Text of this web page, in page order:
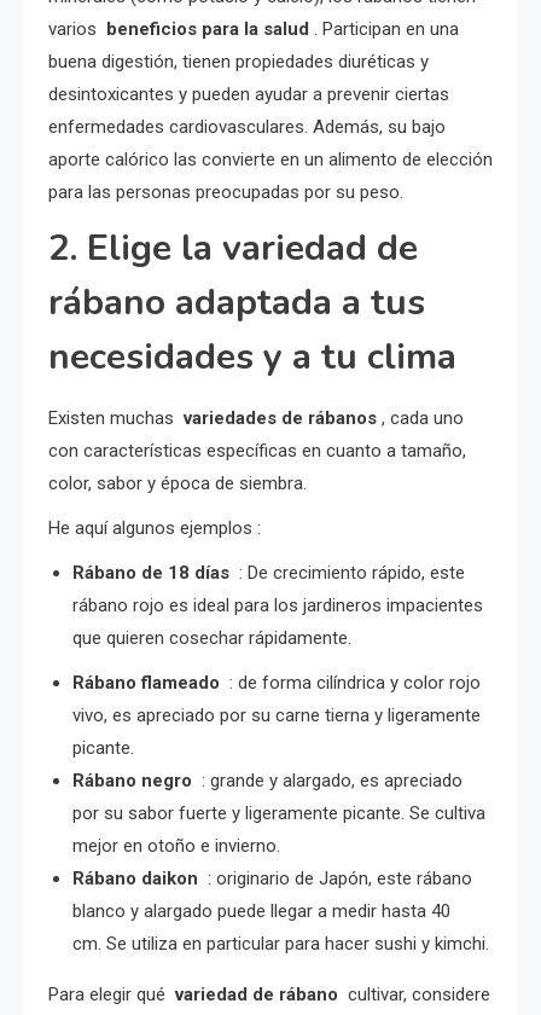
varios beneficios para la salud . Participan en una
buena digestión, tienen propiedades diuréticas y
desintoxicantes y pueden ayudar a prevenir ciertas
enfermedades cardiovasculares. Además, su bajo
aporte calórico las convierte en un alimento de elección
para las personas preocupadas por su peso.
2. Elige la variedad de
rábano adaptada a tus
necesidades y a tu clima
Existen muchasvariedades de rábanos , cada uno
con características específicas en cuanto a tamaño,
color, sabor y época de siembra.
He aquí algunos ejemplos :
Rábano de 18 días : De crecimiento rápido, este
rábano rojo es ideal para los jardineros impacientes
que quieren cosechar rápidamente.
Rábano flameado : de forma cilíndrica y color rojo
vivo, es apreciado por su carne tierna y ligeramente
picante.
Rábano negro : grande y alargado, es apreciado
por su sabor fuerte y ligeramente picante. Se cultiva
mejor en otoño e invierno.
Rábano daikon : originario de Japón, este rábano
blanco y alargado puede llegar a medir hasta 40
cm. Se utiliza en particular para hacer sushi y kimchi.
Para elegir quévariedad de rábano cultivar, considere